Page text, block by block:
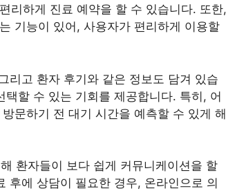
리하게 진료 예약을 할 수 있습니다. 또한,
기능이 있어, 사용자가 편리하게 이용할
리고 환자 후기와 같은 정보도 담겨 있습
할 수 있는 기회를 제공합니다. 특히, 어
문하기 전 대기 시간을 예측할 수 있게 해
환자들이 보다 쉽게 커뮤니케이션을 할
후에 상담이 필요한 경우, 온라인으로 의